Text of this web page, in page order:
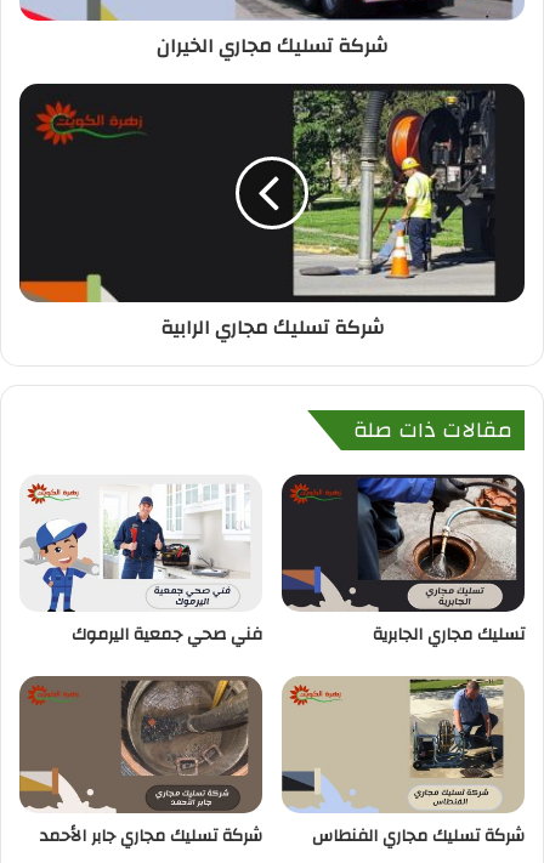
شركة تسليك مجاري الخيران
شركة تسليك مجاري الرابية
مقالات ذات صلة
تسليك مجاري الجابرية فني صحي جمعية اليرموك
شركة تسليك مجاري الفنطاس شركة تسليك مجاري جابر الأحمد